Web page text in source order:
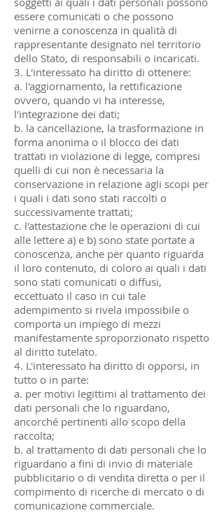
essere comunicati o che possono
venirne a conoscenza in qualità di
rappresentante designato nel territorio
dello Stato, di responsabili o incaricati.
3. L'interessato ha diritto di ottenere:
a. l'aggiornamento, la rettificazione
ovvero, quando vi ha interesse,
l'integrazione dei dati;
b. la cancellazione, la trasformazione in
forma anonima o il blocco dei dati
trattati in violazione di legge, compresi
quelli di cui non è necessaria la
conservazione in relazione agli scopi per
i quali i dati sono stati raccolti o
successivamente trattati;
c. l'attestazione che le operazioni di cui
alle lettere a) e b) sono state portate a
conoscenza, anche per quanto riguarda
il loro contenuto, di coloro ai quali i dati
sono stati comunicati o diffusi,
eccettuato il caso in cui tale
adempimento si rivela impossibile o
comporta un impiego di mezzi
manifestamente sproporzionato rispetto
al diritto tutelato.
4. L'interessato ha diritto di opporsi, in
tutto o in parte:
a. per motivi legittimi al trattamento dei
dati personali che lo riguardano,
ancorché pertinenti allo scopo della
raccolta;
b. al trattamento di dati personali che lo
riguardano a fini di invio di materiale
pubblicitario o di vendita diretta o per il
compimento di ricerche di mercato o di
comunicazione commerciale.